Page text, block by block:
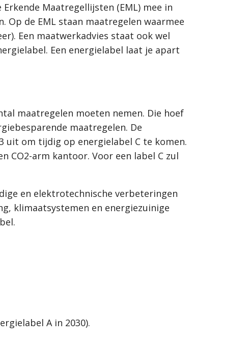
Maatregellijsten (EML) mee in
Op de EML staan maatregelen waarmee
Een maatwerkadvies staat ook wel
Een energielabel laat je apart
maatregelen moeten nemen. Die hoef
maatregelen. De
uit om tijdig op energielabel C te komen.
CO2-arm kantoor. Voor een label C zul
en elektrotechnische verbeteringen
klimaatsystemen en energiezuinige
A in 2030).